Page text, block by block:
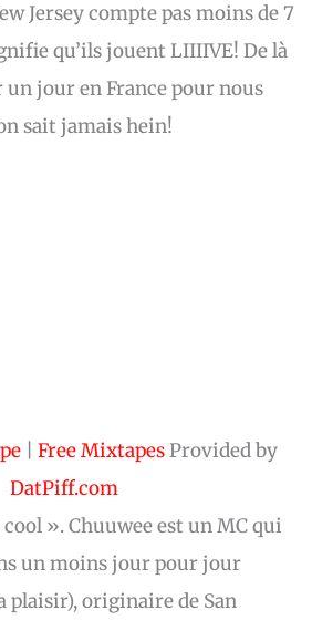
Jersey compte pas moins de 7
qu’ils jouent LIIIIVE! De là
un jour en France pour nous
sait jamais hein!
Free MixtapesProvided by
DatPiff.com
cool ». Chuuwee est un MC qui
un moins jour pour jour
plaisir), originaire de San